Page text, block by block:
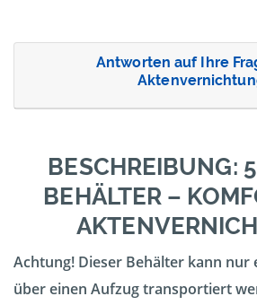
Antworten auf Ihre
BESCHREIBUNG:
BEHÄLTER –
Achtung! Dieser Behälter kann nur
über einen Aufzug transportiert